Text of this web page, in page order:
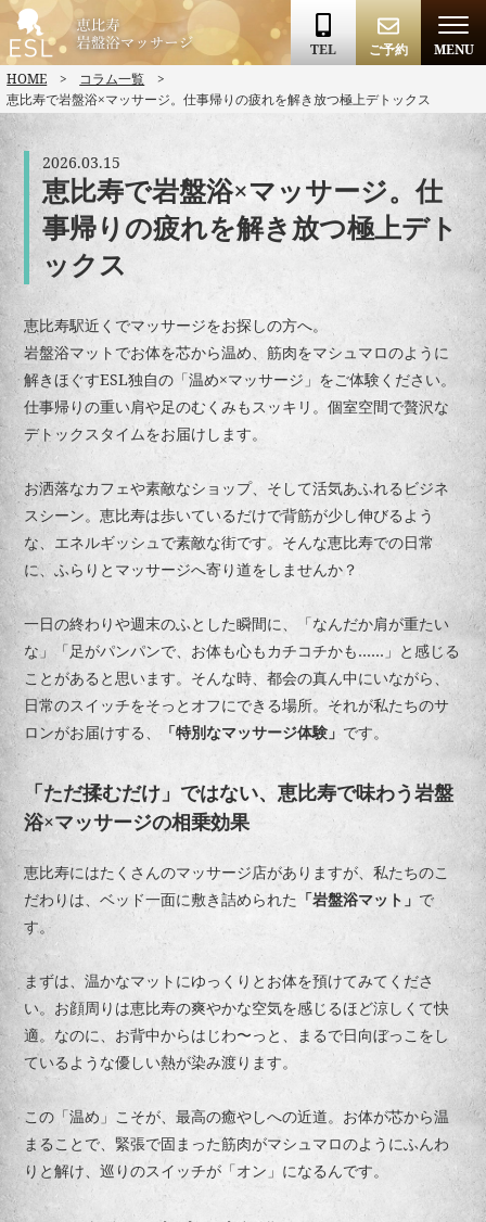
MENU
ご予約
TEL
HOME
コラム一覧
恵比寿で岩盤浴×マッサージ。仕事帰りの疲れを解き放つ極上デトックス
2026.03.15
恵比寿で岩盤浴×マッサージ。仕
事帰りの疲れを解き放つ極上デト
ックス
恵比寿駅近くでマッサージをお探しの方へ。
岩盤浴マットでお体を芯から温め、筋肉をマシュマロのように
解きほぐすESL独自の「温め×マッサージ」をご体験ください。
仕事帰りの重い肩や足のむくみもスッキリ。個室空間で贅沢な
デトックスタイムをお届けします。
お洒落なカフェや素敵なショップ、そして活気あふれるビジネ
スシーン。恵比寿は歩いているだけで背筋が少し伸びるよう
な、エネルギッシュで素敵な街です。そんな恵比寿での日常
に、ふらりとマッサージへ寄り道をしませんか？
一日の終わりや週末のふとした瞬間に、「なんだか肩が重たい
な」「足がパンパンで、お体も心もカチコチかも……」と感じる
ことがあると思います。そんな時、都会の真ん中にいながら、
日常のスイッチをそっとオフにできる場所。それが私たちのサ
ロンがお届けする、
「特別なマッサージ体験」 です。
「ただ揉むだけ」ではない、恵比寿で味わう岩盤
浴×マッサージの相乗効果
恵比寿にはたくさんのマッサージ店がありますが、私たちのこ
だわりは、ベッド一面に敷き詰められた 「岩盤浴マット」 で
す。
まずは、温かなマットにゆっくりとお体を預けてみてくださ
い。お顔周りは恵比寿の爽やかな空気を感じるほど涼しくて快
適。なのに、お背中からはじわ〜っと、まるで日向ぼっこをし
ているような優しい熱が染み渡ります。
この「温め」こそが、最高の癒やしへの近道。お体が芯から温
まることで、緊張で固まった筋肉がマシュマロのようにふんわ
りと解け、巡りのスイッチが「オン」になるんです。